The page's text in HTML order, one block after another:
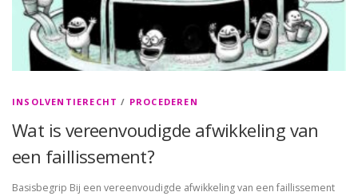
INSOLVENTIERECHT / PROCEDEREN
Wat is vereenvoudigde afwikkeling van
een faillissement?
Basisbegrip Bij een vereenvoudigde afwikkeling van een faillissement